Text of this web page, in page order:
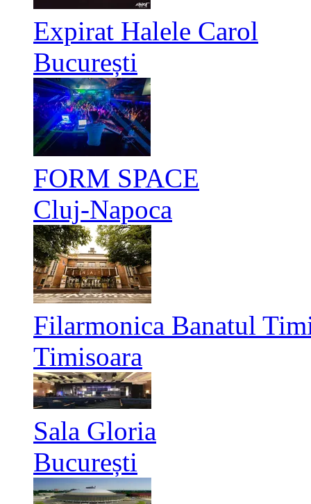
Expirat Halele Carol
București
FORM SPACE
Cluj-Napoca
Filarmonica Banatul
Timisoara
Sala Gloria
București